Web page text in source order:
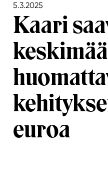
5.3.2025
Kaari
euroa